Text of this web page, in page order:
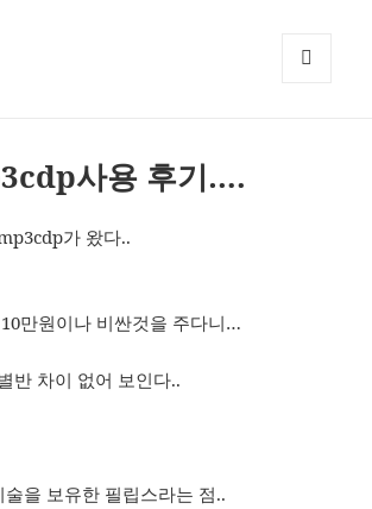
사용 후기….
가 왔다..
만원이나 비싼것을 주다니…
반 차이 없어 보인다..
을 보유한 필립스라는 점..